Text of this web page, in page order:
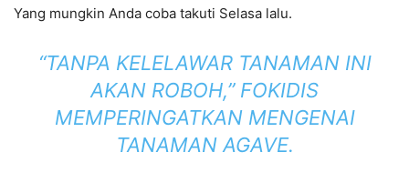
Yang mungkin Anda coba takuti Selasa lalu.
“TANPA KELELAWAR TANAMAN INI
AKAN ROBOH,” FOKIDIS
MEMPERINGATKAN MENGENAI
TANAMAN AGAVE.